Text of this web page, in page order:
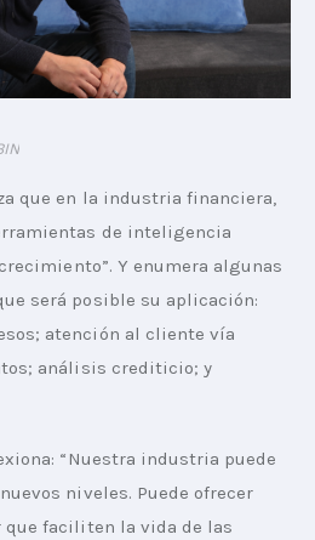
que en la industria financiera,
de inteligencia
Y enumera algunas
será posible su aplicación:
atención al cliente vía
análisis crediticio; y
“Nuestra industria puede
niveles. Puede ofrecer
faciliten la vida de las